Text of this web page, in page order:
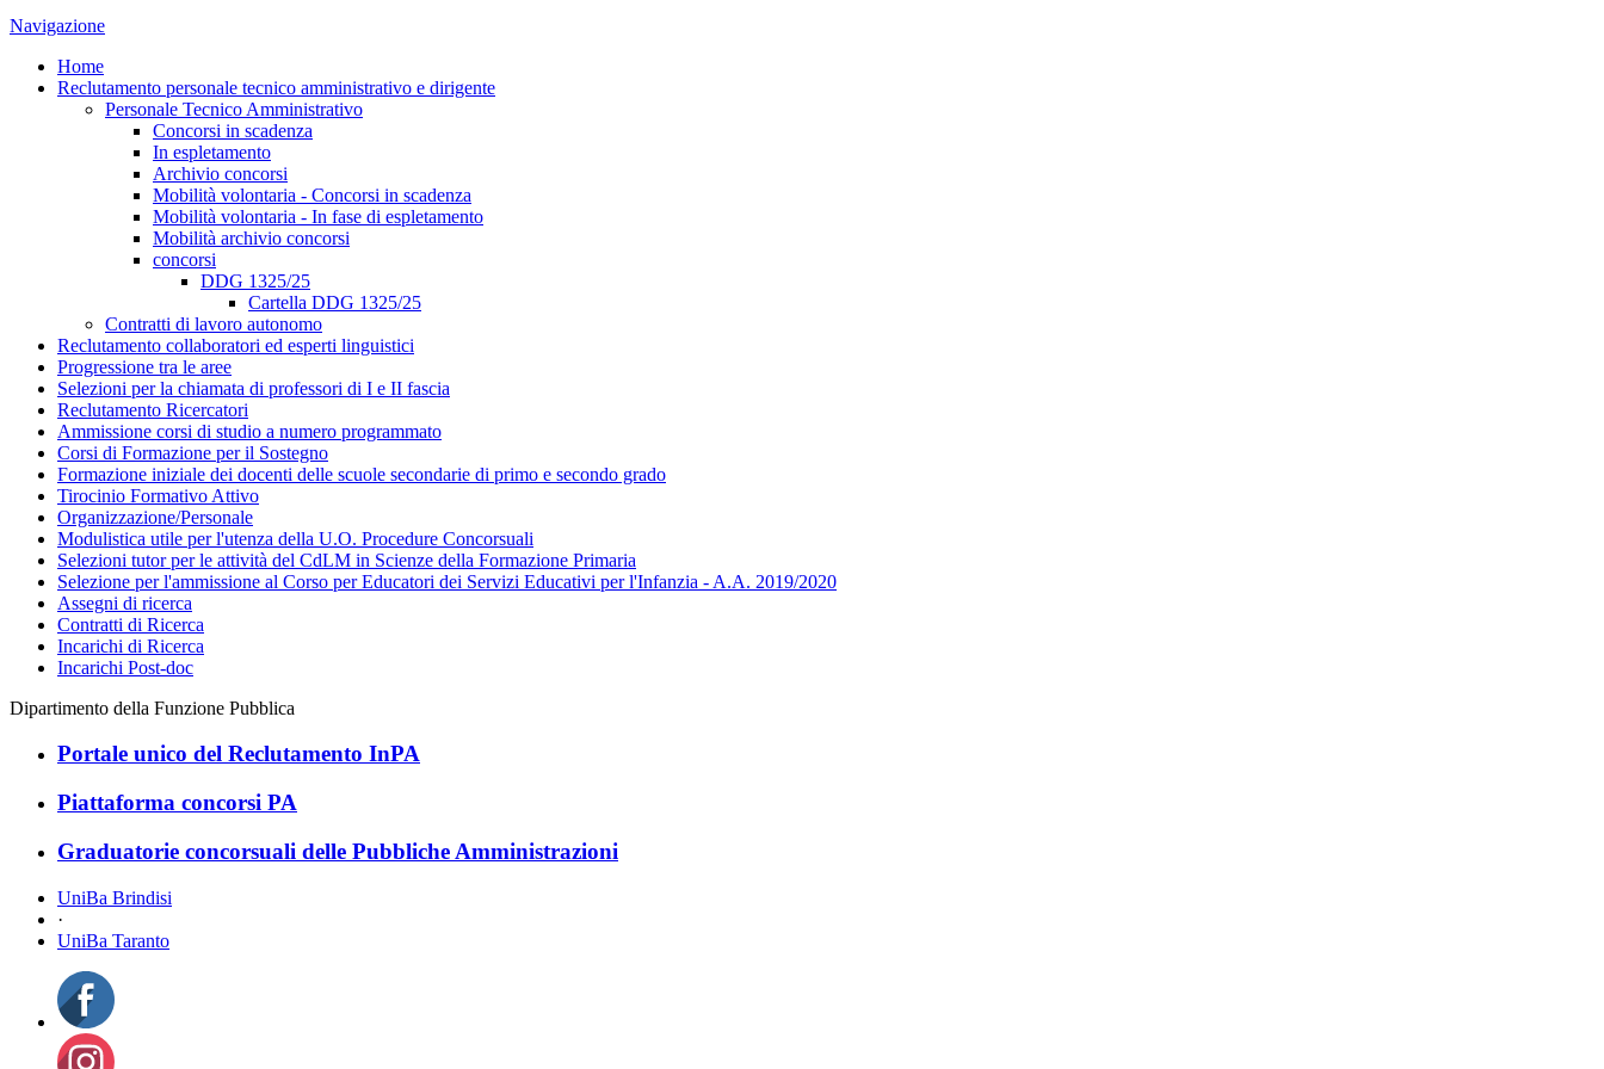
Navigazione
Home
Reclutamento personale tecnico amministrativo e dirigente
Personale Tecnico Amministrativo
Concorsi in scadenza
In espletamento
Archivio concorsi
Mobilità volontaria - Concorsi in scadenza
Mobilità volontaria - In fase di espletamento
Mobilità archivio concorsi
concorsi
DDG 1325/25
Cartella DDG 1325/25
Contratti di lavoro autonomo
Reclutamento collaboratori ed esperti linguistici
Progressione tra le aree
Selezioni per la chiamata di professori di I e II fascia
Reclutamento Ricercatori
Ammissione corsi di studio a numero programmato
Corsi di Formazione per il Sostegno
Formazione iniziale dei docenti delle scuole secondarie di primo e secondo grado
Tirocinio Formativo Attivo
Organizzazione/Personale
Modulistica utile per l'utenza della U.O. Procedure Concorsuali
Selezioni tutor per le attività del CdLM in Scienze della Formazione Primaria
Selezione per l'ammissione al Corso per Educatori dei Servizi Educativi per l'Infanzia - A.A. 2019/2020
Assegni di ricerca
Contratti di Ricerca
Incarichi di Ricerca
Incarichi Post-doc
Dipartimento della Funzione Pubblica
Portale unico del Reclutamento InPA
Piattaforma concorsi PA
Graduatorie concorsuali delle Pubbliche Amministrazioni
UniBa Brindisi
·
UniBa Taranto